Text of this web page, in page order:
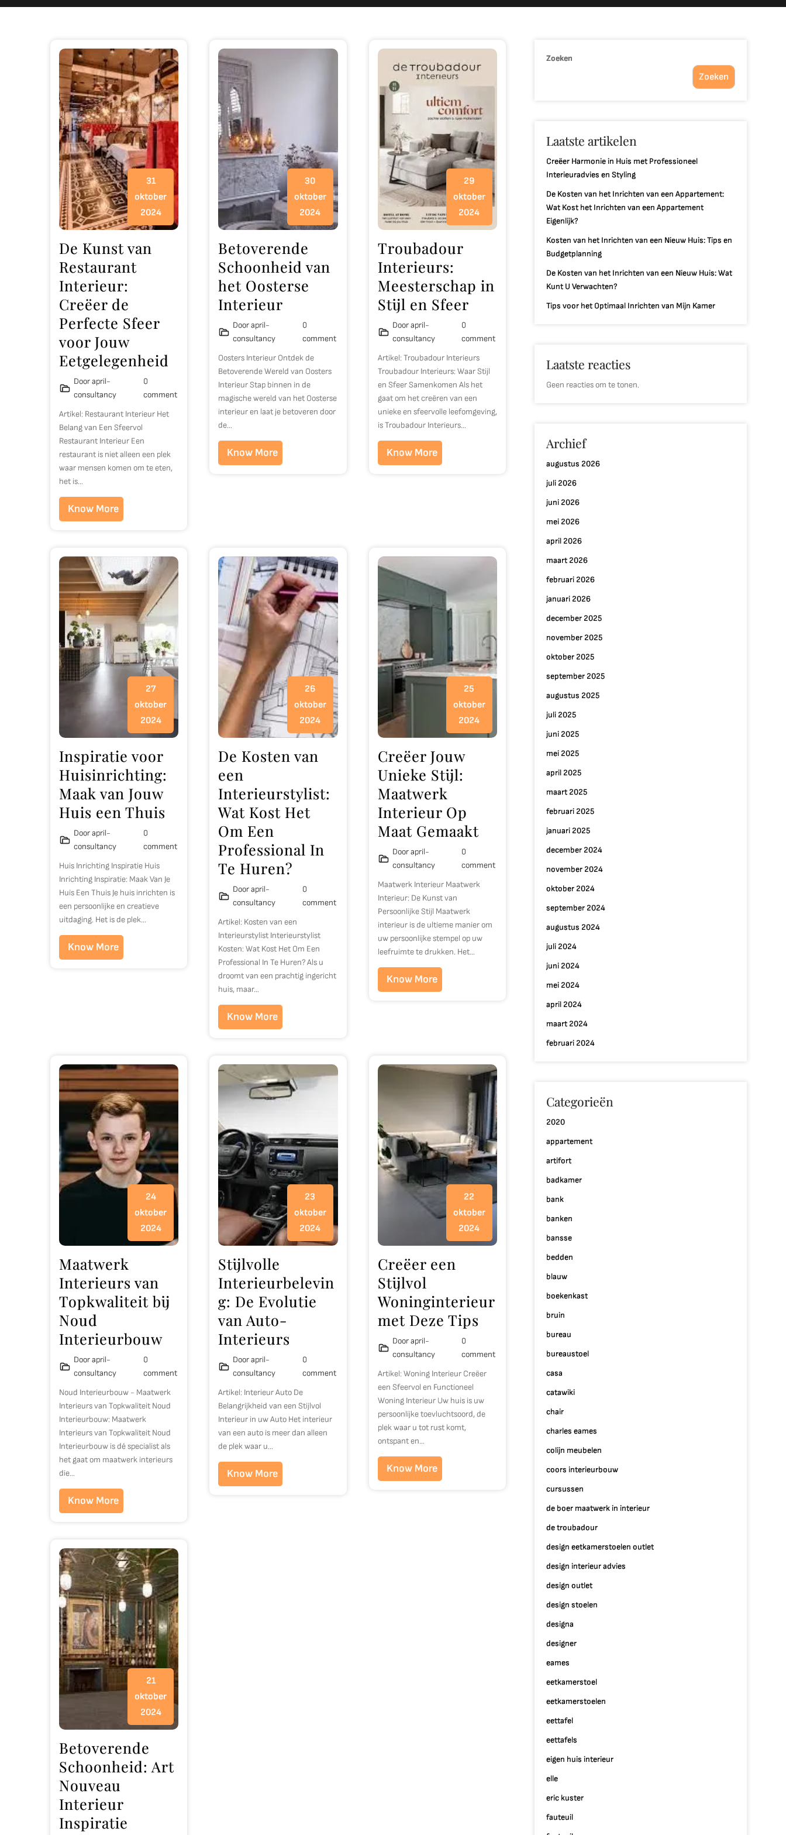
31
oktober
2024
De Kunst van
Restaurant
Interieur:
Creëer de
Perfecte Sfeer
voor Jouw
Eetgelegenheid
Door april-
consultancy
0
comment
Artikel: Restaurant Interieur Het
Belang van Een Sfeervol
Restaurant Interieur Een
restaurant is niet alleen een plek
waar mensen komen om te eten,
het is…
Know More
30
oktober
2024
Betoverende
Schoonheid van
het Oosterse
Interieur
Door april-
consultancy
0
comment
Oosters Interieur Ontdek de
Betoverende Wereld van Oosters
Interieur Stap binnen in de
magische wereld van het Oosterse
interieur en laat je betoveren door
de…
Know More
29
oktober
2024
Troubadour
Interieurs:
Meesterschap in
Stijl en Sfeer
Door april-
consultancy
0
comment
Artikel: Troubadour Interieurs
Troubadour Interieurs: Waar Stijl
en Sfeer Samenkomen Als het
gaat om het creëren van een
unieke en sfeervolle leefomgeving,
is Troubadour Interieurs…
Know More
27
oktober
2024
Inspiratie voor
Huisinrichting:
Maak van Jouw
Huis een Thuis
Door april-
consultancy
0
comment
Huis Inrichting Inspiratie Huis
Inrichting Inspiratie: Maak Van Je
Huis Een Thuis Je huis inrichten is
een persoonlijke en creatieve
uitdaging. Het is de plek…
Know More
26
oktober
2024
De Kosten van
een
Interieurstylist:
Wat Kost Het
Om Een
Professional In
Te Huren?
Door april-
consultancy
0
comment
Artikel: Kosten van een
Interieurstylist Interieurstylist
Kosten: Wat Kost Het Om Een
Professional In Te Huren? Als u
droomt van een prachtig ingericht
huis, maar…
Know More
25
oktober
2024
Creëer Jouw
Unieke Stijl:
Maatwerk
Interieur Op
Maat Gemaakt
Door april-
consultancy
0
comment
Maatwerk Interieur Maatwerk
Interieur: De Kunst van
Persoonlijke Stijl Maatwerk
interieur is de ultieme manier om
uw persoonlijke stempel op uw
leefruimte te drukken. Het…
Know More
24
oktober
2024
Maatwerk
Interieurs van
Topkwaliteit bij
Noud
Interieurbouw
Door april-
consultancy
0
comment
Noud Interieurbouw - Maatwerk
Interieurs van Topkwaliteit Noud
Interieurbouw: Maatwerk
Interieurs van Topkwaliteit Noud
Interieurbouw is dé specialist als
het gaat om maatwerk interieurs
die…
Know More
23
oktober
2024
Stijlvolle
Interieurbelevin
g: De Evolutie
van Auto-
Interieurs
Door april-
consultancy
0
comment
Artikel: Interieur Auto De
Belangrijkheid van een Stijlvol
Interieur in uw Auto Het interieur
van een auto is meer dan alleen
de plek waar u…
Know More
22
oktober
2024
Creëer een
Stijlvol
Woninginterieur
met Deze Tips
Door april-
consultancy
0
comment
Artikel: Woning Interieur Creëer
een Sfeervol en Functioneel
Woning Interieur Uw huis is uw
persoonlijke toevluchtsoord, de
plek waar u tot rust komt,
ontspant en…
Know More
21
oktober
2024
Betoverende
Schoonheid: Art
Nouveau
Interieur
Inspiratie
Zoeken
Zoeken
Laatste artikelen
Creëer Harmonie in Huis met Professioneel
Interieuradvies en Styling
De Kosten van het Inrichten van een Appartement:
Wat Kost het Inrichten van een Appartement
Eigenlijk?
Kosten van het Inrichten van een Nieuw Huis: Tips en
Budgetplanning
De Kosten van het Inrichten van een Nieuw Huis: Wat
Kunt U Verwachten?
Tips voor het Optimaal Inrichten van Mijn Kamer
Laatste reacties
Geen reacties om te tonen.
Archief
augustus 2026
juli 2026
juni 2026
mei 2026
april 2026
maart 2026
februari 2026
januari 2026
december 2025
november 2025
oktober 2025
september 2025
augustus 2025
juli 2025
juni 2025
mei 2025
april 2025
maart 2025
februari 2025
januari 2025
december 2024
november 2024
oktober 2024
september 2024
augustus 2024
juli 2024
juni 2024
mei 2024
april 2024
maart 2024
februari 2024
Categorieën
2020
appartement
artifort
badkamer
bank
banken
bansse
bedden
blauw
boekenkast
bruin
bureau
bureaustoel
casa
catawiki
chair
charles eames
colijn meubelen
coors interieurbouw
cursussen
de boer maatwerk in interieur
de troubadour
design eetkamerstoelen outlet
design interieur advies
design outlet
design stoelen
designa
designer
eames
eetkamerstoel
eetkamerstoelen
eettafel
eettafels
eigen huis interieur
elle
eric kuster
fauteuil